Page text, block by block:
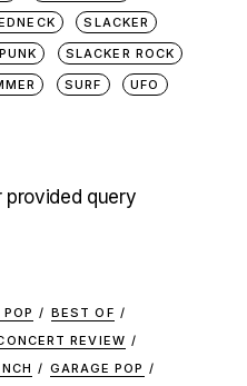
SLACKER
SLACKER ROCK
SURF UFO
provided query
BEST OF
REVIEW
GARAGE POP